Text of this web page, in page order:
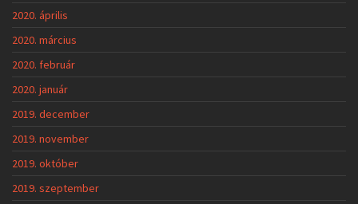
2020. április
2020. március
2020. február
2020. január
2019. december
2019. november
2019. október
2019. szeptember